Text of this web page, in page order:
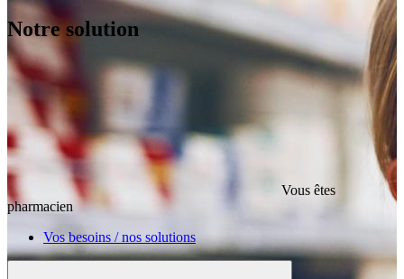
Notre solution
Vous êtes
pharmacien
Vos besoins / nos solutions